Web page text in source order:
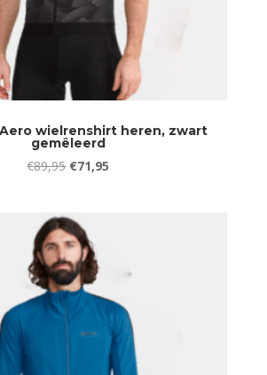
wielrenshirt heren, zwart
gemêleerd
€89,95 Oorspronkelijke
€89,95.
€71,95